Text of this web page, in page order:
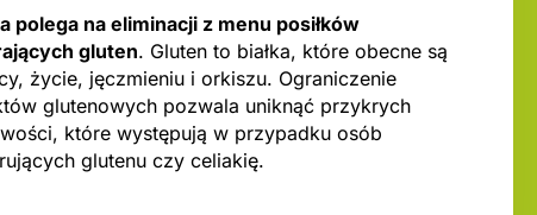
polega na eliminacji z menu posiłków
gluten. Gluten to białka, które obecne są
życie, jęczmieniu i orkiszu. Ograniczenie
glutenowych pozwala uniknąć przykrych
które występują w przypadku osób
glutenu czy celiakię.